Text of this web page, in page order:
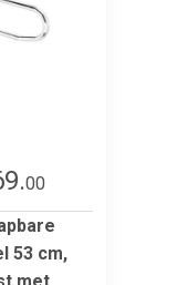
00
53 cm,